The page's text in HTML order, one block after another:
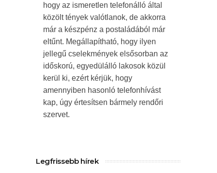
hogy az ismeretlen telefonálló által
közölt tények valótlanok, de akkorra
már a készpénz a postaládából már
eltűnt. Megállapítható, hogy ilyen
jellegű cselekmények elsősorban az
időskorú, egyedülálló lakosok közül
kerül ki, ezért kérjük, hogy
amennyiben hasonló telefonhívást
kap, úgy értesítsen bármely rendőri
szervet.
Legfrissebb hírek